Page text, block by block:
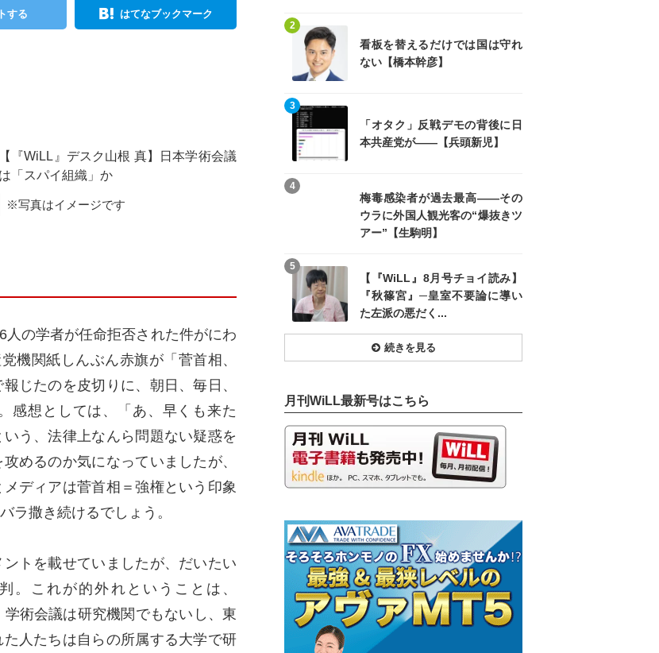
する はてなブックマーク
【『WiLL』デスク山根 真】日本学術会議
は「スパイ組織」か
※写真はイメージです
の学者が任命拒否された件がにわ
機関紙しんぶん赤旗が「菅首相、
じたのを皮切りに、朝日、毎日、
感想としては、「あ、早くも来た
う、法律上なんら問題ない疑惑を
めるのか気になっていましたが、
ディアは菅首相＝強権という印象
ラ撒き続けるでしょう。
トを載せていましたが、だいたい
。これが的外れということは、
術会議は研究機関でもないし、東
人たちは自らの所属する大学で研
看板を替えるだけでは国は守れ
ない【橋本幹彦】
2
記事を読む
「オタク」反戦デモの背後に日
本共産党が――【兵頭新児】
3
梅毒感染者が過去最高――その
ウラに外国人観光客の“爆抜きツ
アー”【生駒明】
4
【『WiLL』8月号チョイ読み】
『秋篠宮』─皇室不要論に導い
た左派の悪だく...
5
続きを見る
月刊WiLL最新号はこちら